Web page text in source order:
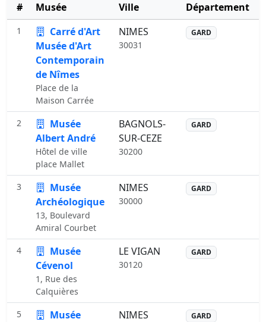
# Musée Ville Département
1
Carré d'Art
Musée d'Art
Contemporain
de Nîmes
Place de la
Maison Carrée
NIMES
30031
GARD
2
Musée
Albert André
Hôtel de ville
place Mallet
BAGNOLS-
SUR-CEZE
30200
GARD
3
Musée
Archéologique
13, Boulevard
Amiral Courbet
NIMES
30000
GARD
4
Musée
Cévenol
1, Rue des
Calquières
LE VIGAN
30120
GARD
5
Musée
NIMES GARD